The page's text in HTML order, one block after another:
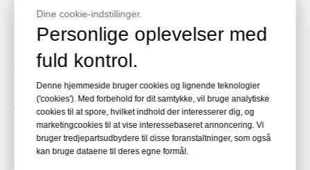
Trådmåler
Hæftetrådens tykkelse måles ved dens 'måler'. Dette
er et mål for en lednings diameter. Systemet til at
identificere ledninger ved dens diameter blev
oprindeligt udviklet 1857 for at specificere elektriske
ledninger ved deres nuværende bæreevne. Mærkeligt
nok, jo højere tal, jo tyndere er ledningen. Tråd
omtales som tung, medium eller fin:
Dine cookie-indstillinger.
Personlige oplevelser med
fuld kontrol.
Denne hjemmeside bruger cookies og lignende teknologier
('cookies'). Med forbehold for dit samtykke, vil bruge analytiske
cookies til at spore, hvilket indhold der interesserer dig, og
marketingcookies til at vise interessebaseret annoncering. Vi
bruger tredjepartsudbydere til disse foranstaltninger, som også
kan bruge dataene til deres egne formål.